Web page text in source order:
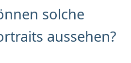
solche
aussehen?